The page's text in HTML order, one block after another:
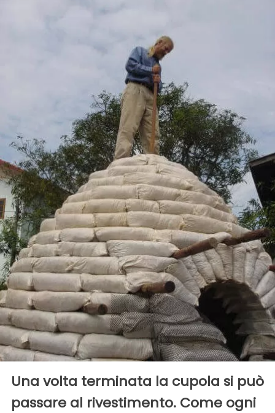
Una volta terminata la cupola si può
passare al rivestimento. Come ogni